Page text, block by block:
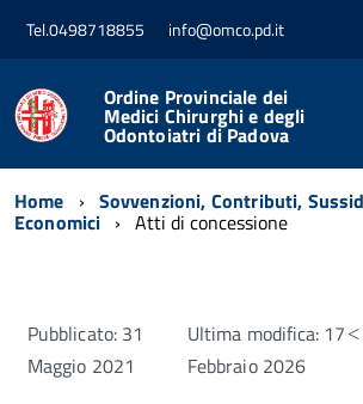
Tel.0498718855 info@omco.pd.it
Ordine Provinciale dei
Medici Chirurghi e degli
Odontoiatri di Padova
Home Sovvenzioni, Contributi,
Economici Atti di concessione
Pubblicato: 31
Maggio 2021
Ultima modifica: 17
Febbraio 2026